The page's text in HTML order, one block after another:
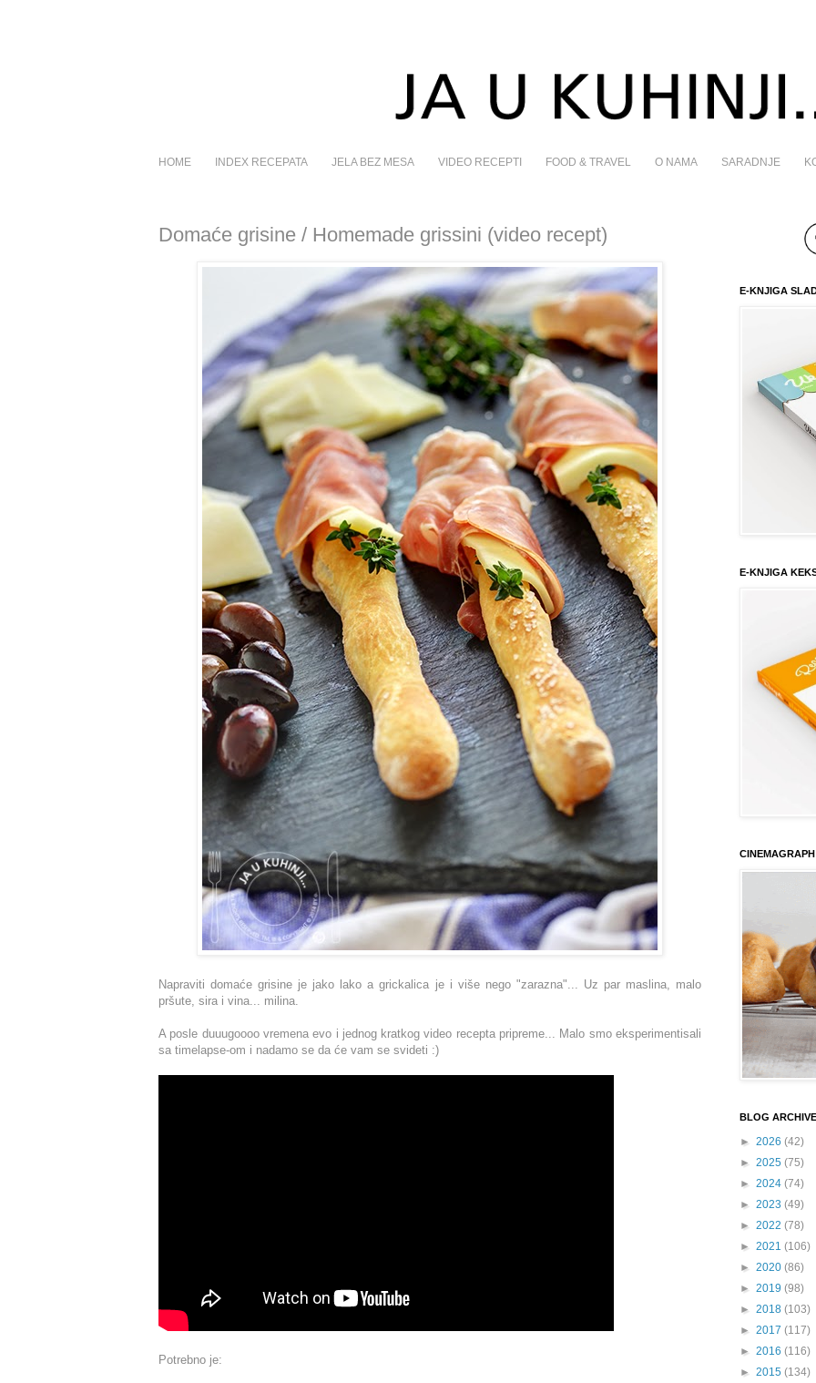
HOME INDEX RECEPATA JELA BEZ MESA VIDEO RECEPTI FOOD & TRAVEL O NAMA SARADNJE
Domaće grisine / Homemade grissini (video recept)
Napraviti domaće grisine je jako lako a grickalica je i više nego "zarazna"... Uz par maslina, malo
pršute, sira i vina... milina.
A posle duuugoooo vremena evo i jednog kratkog video recepta pripreme... Malo smo eksperimentisali
sa timelapse-om i nadamo se da će vam se svideti :)
Potrebno je:
E-KNJIGA
E-KNJIGA
CINEMAGRAPH
BLOG ARCHIVE
► 2026 (42)
► 2025 (75)
► 2024 (74)
► 2023 (49)
► 2022 (78)
► 2021 (106)
► 2020 (86)
► 2019 (98)
► 2018 (103)
► 2017 (117)
► 2016 (116)
► 2015 (134)